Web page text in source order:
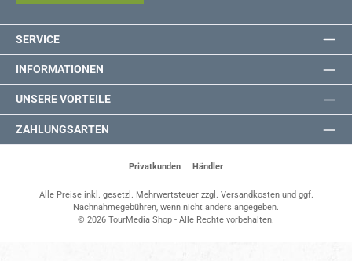
SERVICE
INFORMATIONEN
UNSERE VORTEILE
ZAHLUNGSARTEN
Privatkunden Händler
Alle Preise inkl. gesetzl. Mehrwertsteuer zzgl. Versandkostenund ggf.
Nachnahmegebühren, wenn nicht anders angegeben.
© 2026 TourMedia Shop - Alle Rechte vorbehalten.